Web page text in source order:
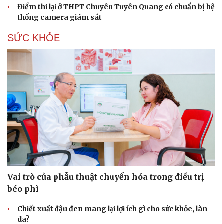
Điểm thi lại ở THPT Chuyên Tuyên Quang có chuẩn bị hệ
thống camera giám sát
SỨC KHỎE
Vai trò của phẫu thuật chuyển hóa trong điều trị
béo phì
Chiết xuất đậu đen mang lại lợi ích gì cho sức khỏe, làn
da?